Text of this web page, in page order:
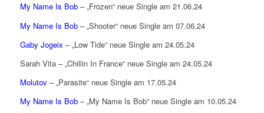
My Name Is Bob– „Frozen“ neue Single am 21.06.24
My Name Is Bob– „Shooter“ neue Single am 07.06.24
Gaby Jogeix – „Low Tide“ neue Single am 24.05.24
Sarah Vita – „Chillin In France“ neue Single am 24.05.24
Molutov– „Parasite“ neue Single am 17.05.24
My Name Is Bob– „My Name Is Bob“ neue Single am 10.05.24